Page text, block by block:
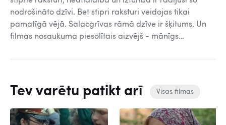
nodrošināto dzīvi. Bet stipri raksturi veidojas tikai
pamatīgā vējā. Salacgrīvas rāmā dzīve ir šķitums. Un
filmas nosaukuma piesolītais aizvējš - mānīgs…
Tev varētu patikt arī Visas filmas